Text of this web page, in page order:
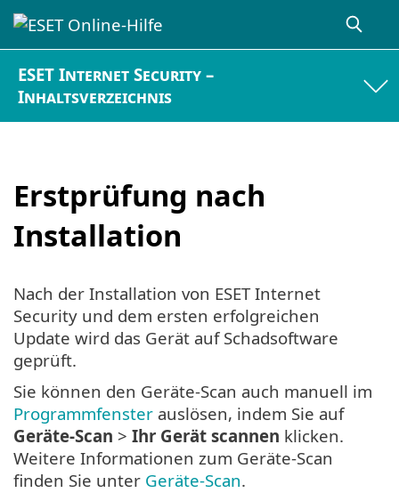
ESET Internet Security –
Inhaltsverzeichnis
Erstprüfung nach
Installation
Nach der Installation von ESET Internet
Security und dem ersten erfolgreichen
Update wird das Gerät auf Schadsoftware
geprüft.
Sie können den Geräte-Scan auch manuell im
Programmfenster auslösen, indem Sie auf
Geräte-Scan > Ihr Gerät scannen klicken.
Weitere Informationen zum Geräte-Scan
finden Sie unter Geräte-Scan.